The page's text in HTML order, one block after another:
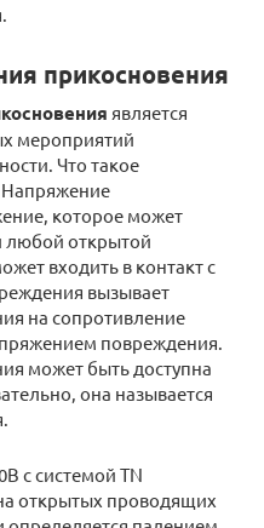
прикосновения
является
мероприятий
Что такое
Напряжение
которое может
любой открытой
входить в контакт с
вызывает
на сопротивление
повреждения.
может быть доступна
она называется
с системой TN
открытых проводящих